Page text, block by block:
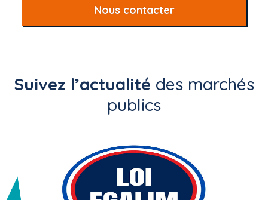
Nous contacter
Suivez l’actualité des marchés
publics